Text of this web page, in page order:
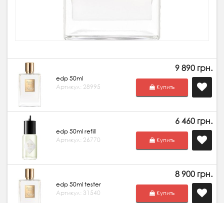
edp 50ml
Артикул: 28995
9 890 грн.
Купить
edp 50ml refill
Артикул: 26770
6 460 грн.
Купить
edp 50ml tester
Артикул: 31540
8 900 грн.
Купить